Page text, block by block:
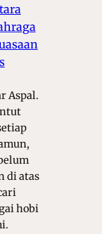
Aspal.
di atas
hobi